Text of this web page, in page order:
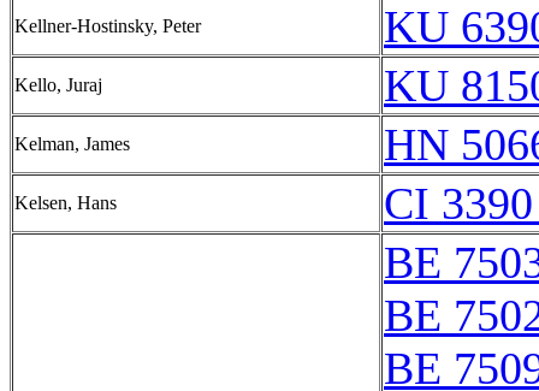
Kellner-Hostinsky, Peter KU
Kello, Juraj KU
Kelman, James HN
Kelsen, Hans CI
BE
BE
BE